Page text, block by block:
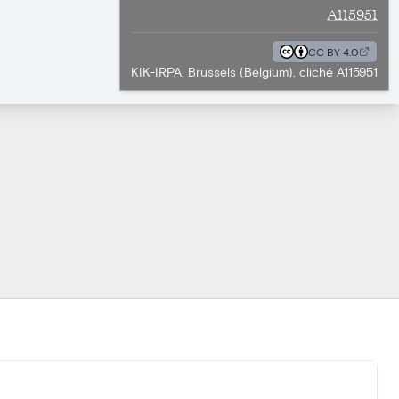
A115951
CC BY 4.0
KIK-IRPA, Brussels (Belgium), cliché A115951